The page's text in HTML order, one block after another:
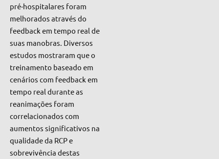
pré-hospitalares foram
melhorados através do
feedback em tempo real de
suas manobras. Diversos
estudos mostraram que o
treinamento baseado em
cenários com feedback em
tempo real durante as
reanimações foram
correlacionados com
aumentos significativos na
qualidade da RCP e
sobrevivência destas